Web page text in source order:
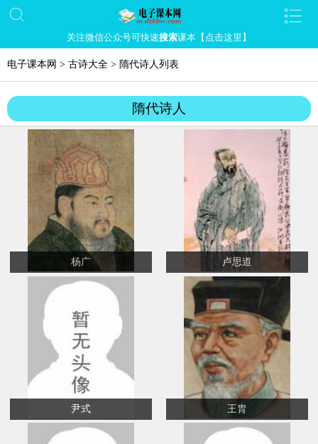
关注微信公众号可快速搜索课本【点击这里】
电子课本网 > 古诗大全 > 隋代诗人列表
隋代诗人
杨广 卢思道
尹式 王胄